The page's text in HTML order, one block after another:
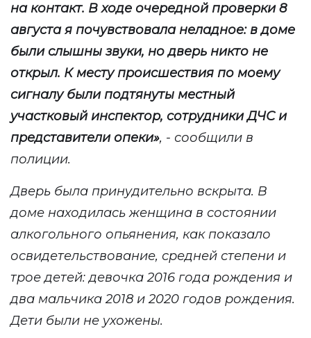
на контакт. В ходе очередной проверки 8
августа я почувствовала неладное: в доме
были слышны звуки, но дверь никто не
открыл. К месту происшествия по моему
сигналу были подтянуты местный
участковый инспектор, сотрудники ДЧС и
представители опеки», - сообщили в
полиции.
Дверь была принудительно вскрыта. В
доме находилась женщина в состоянии
алкогольного опьянения, как показало
освидетельствование, средней степени и
трое детей:девочка 2016 года рождения и
два мальчика 2018 и 2020 годов рождения.
Дети были не ухожены.